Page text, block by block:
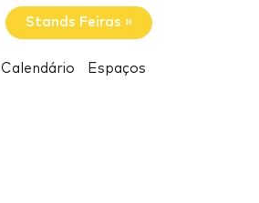
Stands Feiras »
Calendário Espaços